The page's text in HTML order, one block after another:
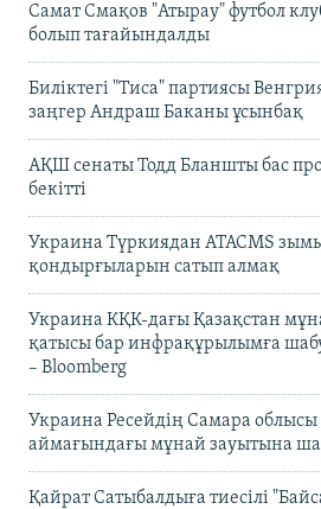
Самат Смақов "Атырау" футбол
болып тағайындалды
Биліктегі "Тиса" партиясы
заңгер Андраш Баканы ұсынбақ
АҚШ сенаты Тодд Бланшты бас
бекітті
Украина Түркиядан ATACMS
қондырғыларын сатып алмақ
Украина КҚК-дағы Қазақстан
қатысы бар инфрақұрылымға
– Bloomberg
Украина Ресейдің Самара
аймағындағы мұнай зауытына
Қайрат Сатыбалдыға тиесілі